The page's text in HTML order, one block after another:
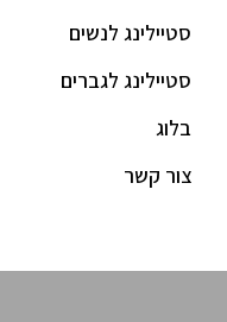
סטיילינג לנשים
סטיילינג לגברים
בלוג
צור קשר